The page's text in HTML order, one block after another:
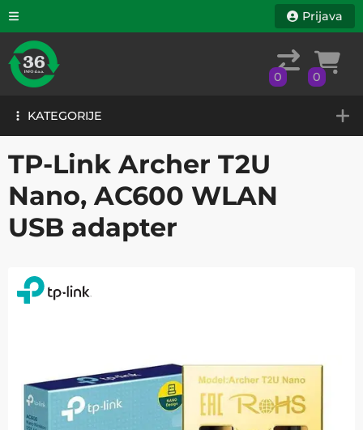
KATEGORIJE
Prijava
0 0
KATEGORIJE
TP-Link Archer T2U
Nano, AC600 WLAN
USB adapter